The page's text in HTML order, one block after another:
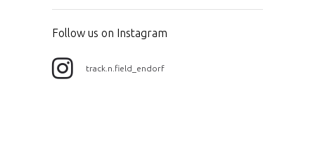
Follow us on Instagram
track.n.field_endorf